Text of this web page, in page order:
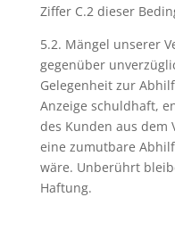
Ziffer C.2 dieser
5.2. Mängel unserer
gegenüber
Gelegenheit zur
Anzeige schuldhaft,
des Kunden aus dem
eine zumutbare
wäre. Unberührt
Haftung.